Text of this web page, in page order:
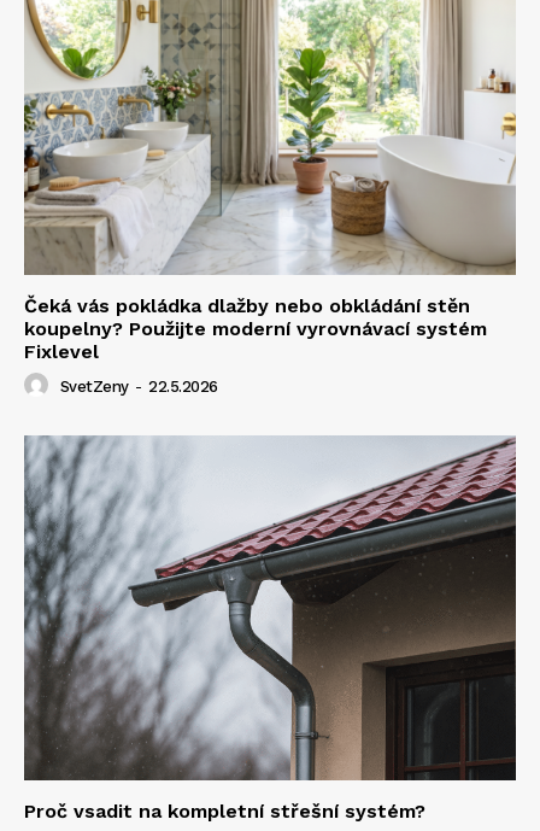
Čeká vás pokládka dlažby nebo obkládání stěn
koupelny? Použijte moderní vyrovnávací systém
Fixlevel
SvetZeny - 22.5.2026
Proč vsadit na kompletní střešní systém?